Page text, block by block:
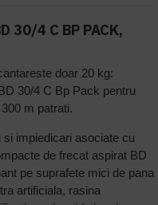
30/4 C BP PACK,
doar 20 kg:
30/4 C Bp Pack pentru
m patrati.
impiedicari asociate cu
de frecat aspirat BD
pe suprafete mici de pana
artificiala, rasina